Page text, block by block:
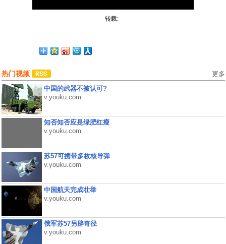
转载:
热门视频 更多
中国的武器不被认可?
v.youku.com
知否知否应是绿肥红瘦
v.youku.com
苏57可携带多枚核导弹
v.youku.com
中国航天完成壮举
v.youku.com
俄军苏57另辟奇径
v.youku.com